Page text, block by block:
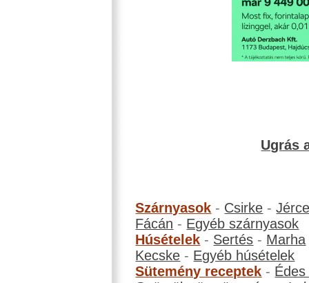
Ugrás
Szárnyasok - Csirke -
Fácán - Egyéb szárnyasok
Húsételek - Sertés - Marha
Kecske - Egyéb húsételek
Sütemény receptek -